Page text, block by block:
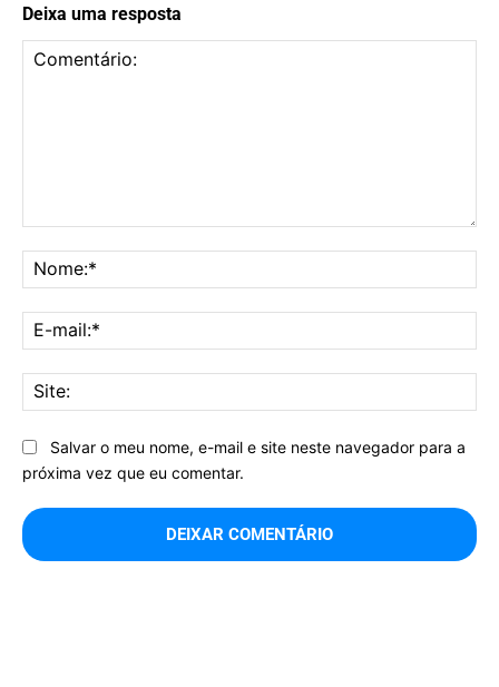
Deixa uma resposta
Salvar o meu nome, e-mail e site neste navegador para a
próxima vez que eu comentar.